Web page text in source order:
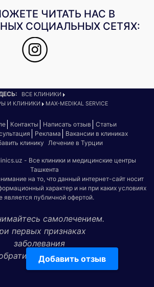
Добавить отзыв
ЧИТАТЬ НАС В
СОЦИАЛЬНЫХ СЕТЯХ:
ВСЕ КЛИНИКИ
И КЛИНИКИ
MAX-MEDIKAL SERVICE
Контакты Написать отзыв
Статьи
Реклама
Вакансии в клиниках
клинику Лечение в Турции
- Все клиники и медицинские центры
Ташкента
на то, что данный интернет-сайт носит
характер и ни при каких условиях
является публичной офертой.
самолечением.
первых признаках
заболевания
к врачу!